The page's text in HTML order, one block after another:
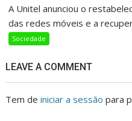
A Unitel anunciou o
das redes móveis e a
Sociedade
LEAVE A COMMENT
Tem deiniciar a sessão para